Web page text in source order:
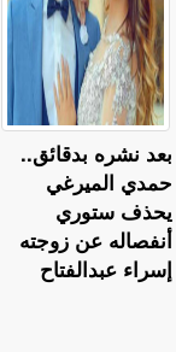
بعد نشره بدقائق..
حمدي الميرغي
يحذف ستوري
أنفصاله عن زوجته
إسراء عبدالفتاح